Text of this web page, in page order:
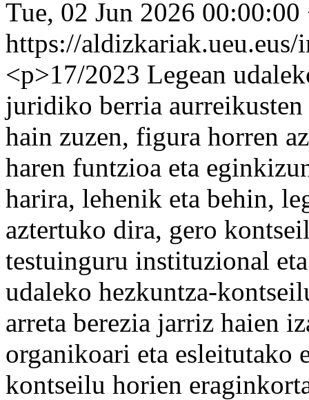
Tue, 02 Jun 2026 00:00:00
https://
<p>17/2023 Legean
juridiko berria
hain zuzen, figura horren
haren funtzioa eta
harira, lehenik eta behin,
aztertuko dira, gero
testuinguru instituzional
udaleko hezkuntza-
arreta berezia jarriz haien
organikoari eta esleitutako
kontseilu horien